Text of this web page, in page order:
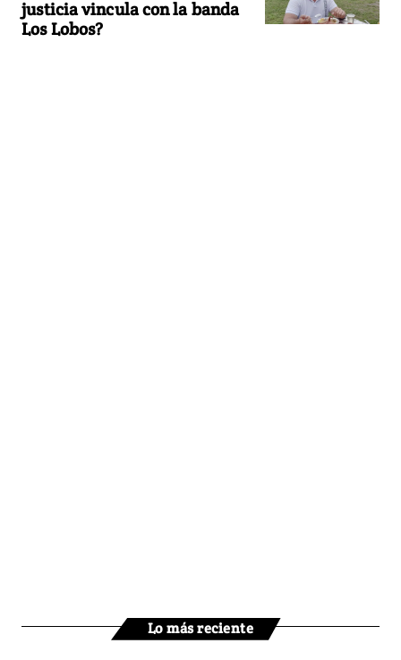
justicia vincula con la banda
Los Lobos?
Lo más reciente